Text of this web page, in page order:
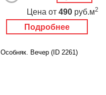
Подробнее
Цена от 490 руб.м2
Особняк. Вечер (ID 2261)